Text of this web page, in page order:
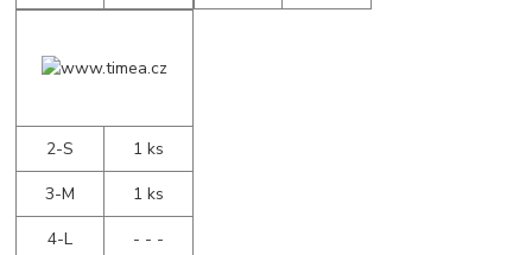
2-S
1 ks
3-M
1 ks
4-L
- - -